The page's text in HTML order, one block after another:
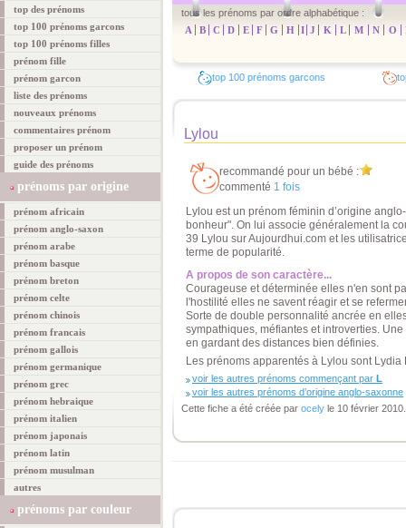
top des prénoms
top 100 prénoms garcons
top 100 prénoms filles
prénom fille
prénom garcon
liste des prénoms
nouveaux prénoms
commentaires prénom
proposer un prénom
guide des prénoms
prénoms par origine
prénom africain
prénom anglo-saxon
prénom arabe
prénom basque
prénom breton
prénom celte
prénom chinois
prénom francais
prénom gallois
prénom germanique
prénom grec
prénom hebraique
prénom italien
prénom japonais
prénom latin
prénom musulman
autres
prénoms par couleur
tous les prénoms par ordre alphabétique :
A
B C D E F G H I J K L M N O
top 100 prénoms garcons
Lylou
recommandé pour un bébé :
commenté 1 fois
Lylou est un prénom féminin d’origine
bonheur". On lui associe généralement la
39 Lylou sur Aujourdhui.com et les
terme de popularité.
A propos de son caractère...
Courageuse et déterminée elles n'en sont
l'hostilité elles ne savent réagir et se
Sorte de double personnalité ancrée en
sympathiques, méfiantes et introverties.
en gardant des distances bien définies.
Les prénoms apparentés à Lylou sont Lydia
voir les autres prénoms commençant par L
voir les autres prénoms d’origine anglo-saxonne
Cette fiche a été créée par ocely le 10 février 2010.